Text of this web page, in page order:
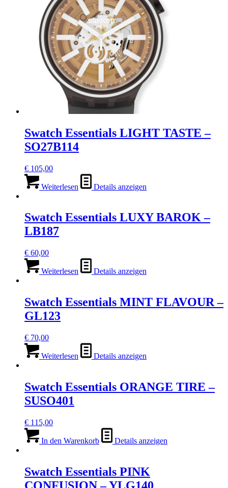
Swatch Essentials LIGHT TASTE –
SO27B114
€ 105,00
Weiterlesen Details anzeigen
Swatch Essentials LUXY BAROK –
LB187
€ 60,00
Weiterlesen Details anzeigen
Swatch Essentials MINT FLAVOUR –
GL123
€ 70,00
Weiterlesen Details anzeigen
Swatch Essentials ORANGE TIRE –
SUSO401
€ 115,00
In den Warenkorb Details anzeigen
Swatch Essentials PINK